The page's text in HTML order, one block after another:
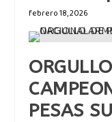
febrero 18, 2026
PESAS